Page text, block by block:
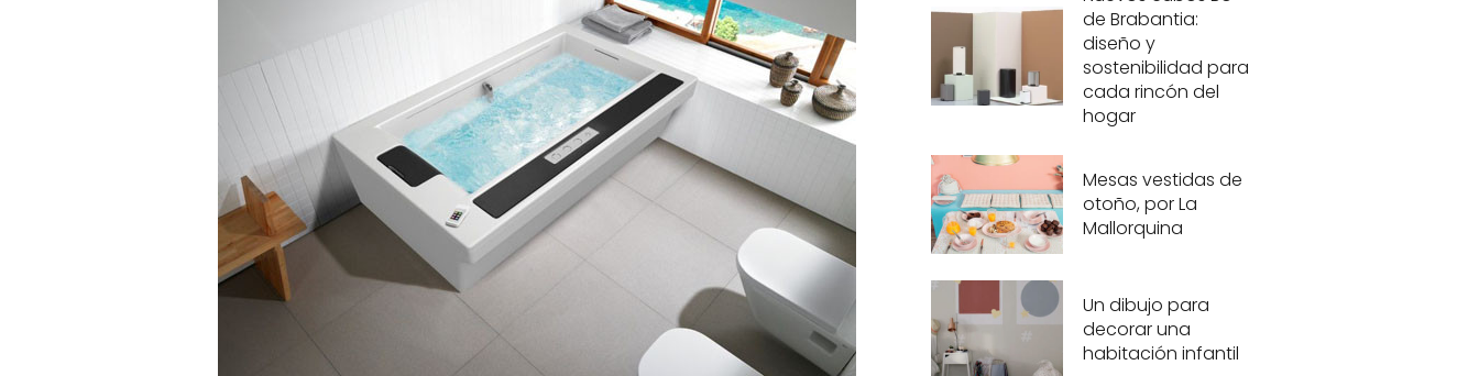
de Brabantia:
diseño y
sostenibilidad para
cada rincón del
hogar
Mesas vestidas de
otoño, por La
Mallorquina
Un dibujo para
decorar una
habitación infantil